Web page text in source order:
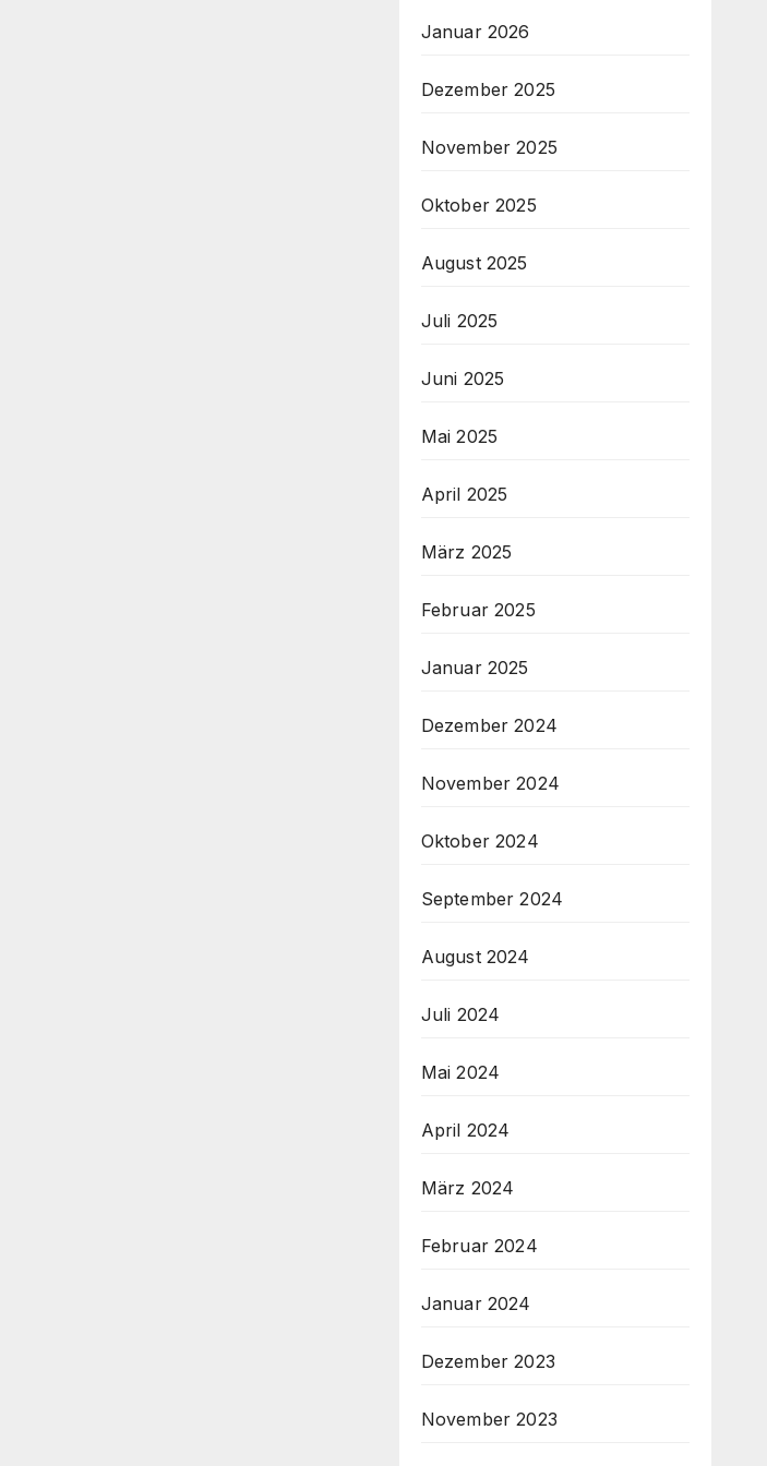
Januar 2026
Dezember 2025
November 2025
Oktober 2025
August 2025
Juli 2025
Juni 2025
Mai 2025
April 2025
März 2025
Februar 2025
Januar 2025
Dezember 2024
November 2024
Oktober 2024
September 2024
August 2024
Juli 2024
Mai 2024
April 2024
März 2024
Februar 2024
Januar 2024
Dezember 2023
November 2023